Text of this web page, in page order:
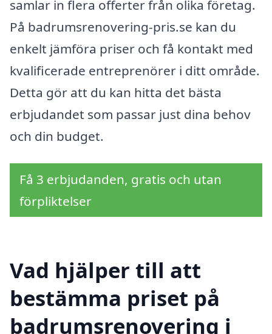
samlar in flera offerter från olika företag.
På badrumsrenovering-pris.se kan du
enkelt jämföra priser och få kontakt med
kvalificerade entreprenörer i ditt område.
Detta gör att du kan hitta det bästa
erbjudandet som passar just dina behov
och din budget.
Få 3 erbjudanden, gratis och utan
förpliktelser
Vad hjälper till att
bestämma priset på
badrumsrenovering i